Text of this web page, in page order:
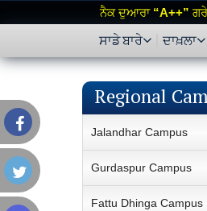
ਨੈਕ ਦੁਆਰਾ “A++”
ਸਾਡੇ ਬਾਰੇ ਦਾਖ਼ਲਾ
Regional
Jalandhar Campus
Gurdaspur Campus
Fattu Dhinga Campus